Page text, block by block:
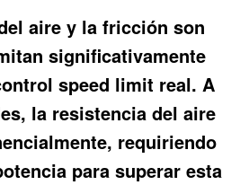
aire y la fricción son
significativamente
speed limit real. A
la resistencia del aire
requiriendo
para superar esta